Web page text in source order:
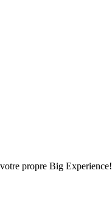
propre Big Experience!